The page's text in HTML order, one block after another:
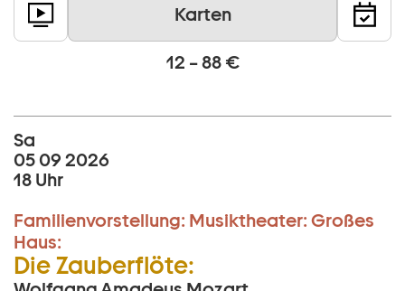
Karten
12 – 88 €
Sa
05 09 2026
18 Uhr
Familienvorstellung: Musiktheater: Großes
Haus:
Die Zauberflöte: